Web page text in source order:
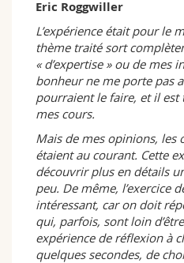
Eric Roggwiller
L’expérience était pour le
thème traité sort
« d’expertise » ou de mes
bonheur ne me porte pas
pourraient le faire, et il
mes cours.
Mais de mes opinions, les
étaient au courant. Cette
découvrir plus en détails
peu. De même, l’exercice
intéressant, car on doit
qui, parfois, sont loin
expérience de réflexion à
quelques secondes, de